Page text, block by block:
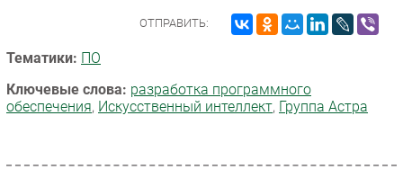
ОТПРАВИТЬ:
Тематики: ПО
Ключевые слова: разработка программного
обеспечения, Искусственный интеллект, Группа Астра